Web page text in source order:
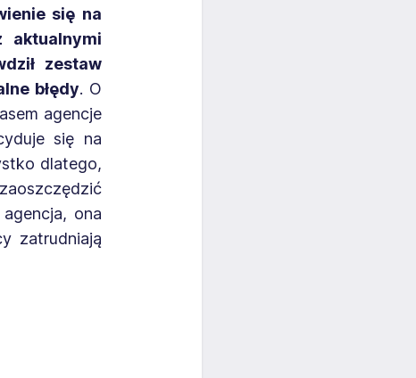
się na
zestaw
błędy. O
agencje
się na
dlatego,
ona
zatrudniają